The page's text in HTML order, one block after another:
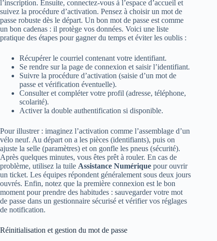
l’inscription. Ensuite, connectez-vous à l’espace d’accueil et
suivez la procédure d’activation. Pensez à choisir un mot de
passe robuste dès le départ. Un bon mot de passe est comme
un bon cadenas : il protège vos données. Voici une liste
pratique des étapes pour gagner du temps et éviter les oublis :
Récupérer le courriel contenant votre identifiant.
Se rendre sur la page de connexion et saisir l’identifiant.
Suivre la procédure d’activation (saisie d’un mot de
passe et vérification éventuelle).
Consulter et compléter votre profil (adresse, téléphone,
scolarité).
Activer la double authentification si disponible.
Pour illustrer : imaginez l’activation comme l’assemblage d’un
vélo neuf. Au départ on a les pièces (identifiants), puis on
ajuste la selle (paramètres) et on gonfle les pneus (sécurité).
Après quelques minutes, vous êtes prêt à rouler. En cas de
problème, utilisez la tuile Assistance Numérique pour ouvrir
un ticket. Les équipes répondent généralement sous deux jours
ouvrés. Enfin, notez que la première connexion est le bon
moment pour prendre des habitudes : sauvegarder votre mot
de passe dans un gestionnaire sécurisé et vérifier vos réglages
de notification.
Réinitialisation et gestion du mot de passe